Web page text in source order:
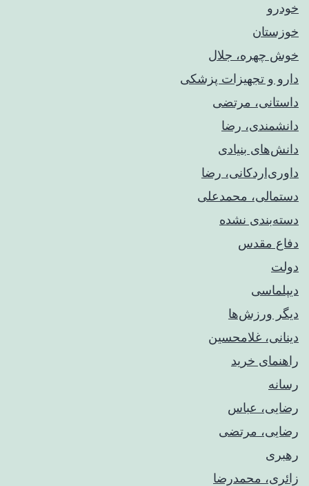
خودرو
خوزستان
خوش چهره، جلال
دارو و تجهیزات پزشکی
داستانی، مرتضی
دانشمندی، رضا
دانش‌های بنیادی
داوری‌اردکانی، رضا
دستمالی، محمدعلی
دسته‌بندی نشده
دفاع مقدس
دولت
دیپلماسی
دیگر ورزش‌ها
دینانی، غلامحسین
راهنمای خريد
رسانه
رضایی، عباس
رضایی، مرتضی
رهبری
زائری، محمدرضا